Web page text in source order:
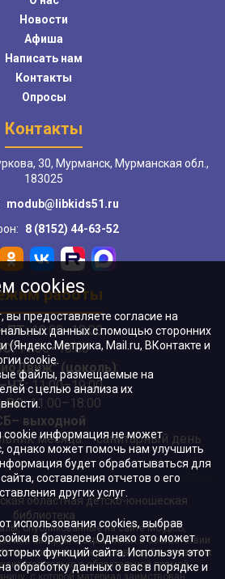
Новости
Афиша
Написать нам
Контакты
Опросы
Контакты
30, Мурманск, Мурманская обл.,
183025
modub@libkids51.ru
8 (8152) 44-63-52
работы
10:00–18:00
11:00–18:00
(цоколь):
:11:00–19:00
ВС:11:00–18:00
выходной
месяца – санитарный день
областная детско-юношеская
библиотека
опубликованные на сайте МОДЮБ,
или авторам и охраняются в соответствии
материалов, опубликованных
только с обязательной прямой
cookies
вы предоставляете согласие на
данных с помощью сторонних
(Яндекс.Метрика, Mail.ru, ВКонтакте и
cookie.
файлы, размещаемые на
с целью анализа их
информация не может
однако может помочь нам улучшить
будет обрабатываться для
составления отчетов о его
других услуг.
использования cookies, выбрав
в браузере. Однако это может
функций сайта. Используя этот
обработку данных о вас в порядке и